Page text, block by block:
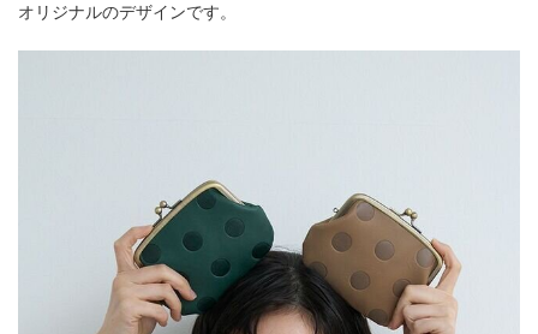
オリジナルのデザインです。